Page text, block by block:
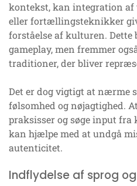
kontekst, kan integration
eller fortællingsteknikker
forståelse af kulturen. Dette
gameplay, men fremmer
traditioner, der bliver
Det er dog vigtigt at nærme
følsomhed og nøjagtighed.
praksisser og søge input
kan hjælpe med at undgå
autenticitet.
Indflydelse af sprog